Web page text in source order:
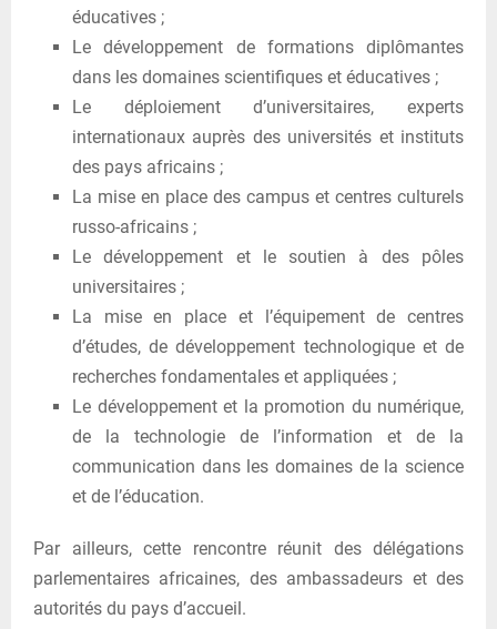
éducatives ;
Le développement de formations diplômantes
dans les domaines scientifiques et éducatives ;
Le déploiement d’universitaires, experts
internationaux auprès des universités et instituts
des pays africains ;
La mise en place des campus et centres culturels
russo-africains ;
Le développement et le soutien à des pôles
universitaires ;
La mise en place et l’équipement de centres
d’études, de développement technologique et de
recherches fondamentales et appliquées ;
Le développement et la promotion du numérique,
de la technologie de l’information et de la
communication dans les domaines de la science
et de l’éducation.
Par ailleurs, cette rencontre réunit des délégations
parlementaires africaines, des ambassadeurs et des
autorités du pays d’accueil.